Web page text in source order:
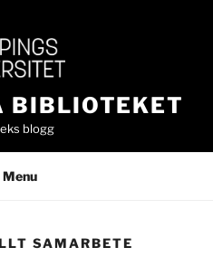
BIBLIOTEKET
blogg
Menu
SAMARBETE